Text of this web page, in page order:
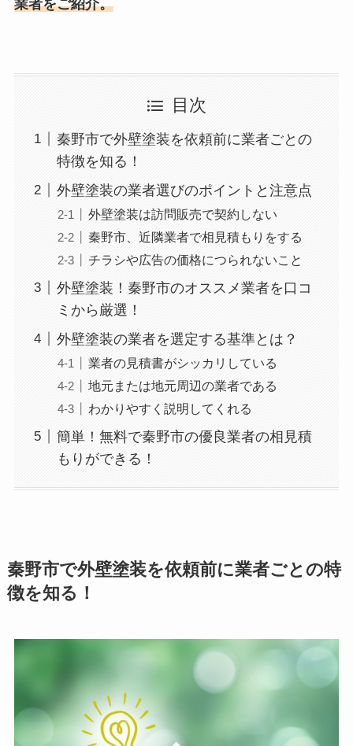
業者をご紹介。
目次
秦野市で外壁塗装を依頼前に業者ごとの
特徴を知る！
外壁塗装の業者選びのポイントと注意点
外壁塗装は訪問販売で契約しない
秦野市、近隣業者で相見積もりをする
チラシや広告の価格につられないこと
外壁塗装！秦野市のオススメ業者を口コ
ミから厳選！
外壁塗装の業者を選定する基準とは？
業者の見積書がシッカリしている
地元または地元周辺の業者である
わかりやすく説明してくれる
簡単！無料で秦野市の優良業者の相見積
もりができる！
秦野市で外壁塗装を依頼前に業者ごとの特
徴を知る！